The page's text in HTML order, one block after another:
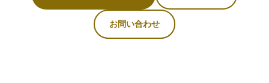
お問い合わせ